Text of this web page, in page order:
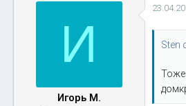
И
Игорь М.
Sten
Тоже